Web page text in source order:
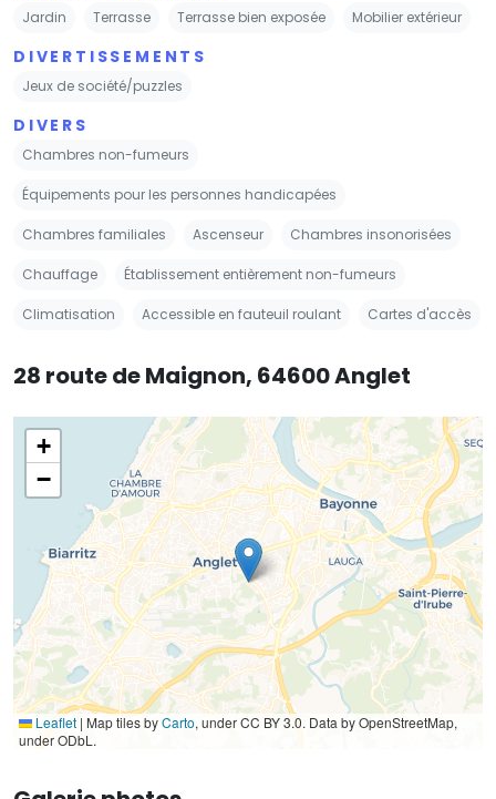
Jardin Terrasse Terrasse bien exposée Mobilier extérieur
DIVERTISSEMENTS
Jeux de société/puzzles
DIVERS
Chambres non-fumeurs
Équipements pour les personnes handicapées
Chambres familiales Ascenseur Chambres insonorisées
Chauffage Établissement entièrement non-fumeurs
Climatisation Accessible en fauteuil roulant Cartes d'accès
28 route de Maignon, 64600 Anglet
+
−
Leaflet | Map tiles byCarto, under CC BY 3.0. Data by OpenStreetMap,
under ODbL.